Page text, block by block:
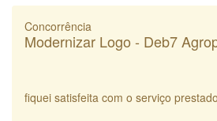
Concorrência
Modernizar Logo - Deb7
fiquei satisfeita com o serviço prestado